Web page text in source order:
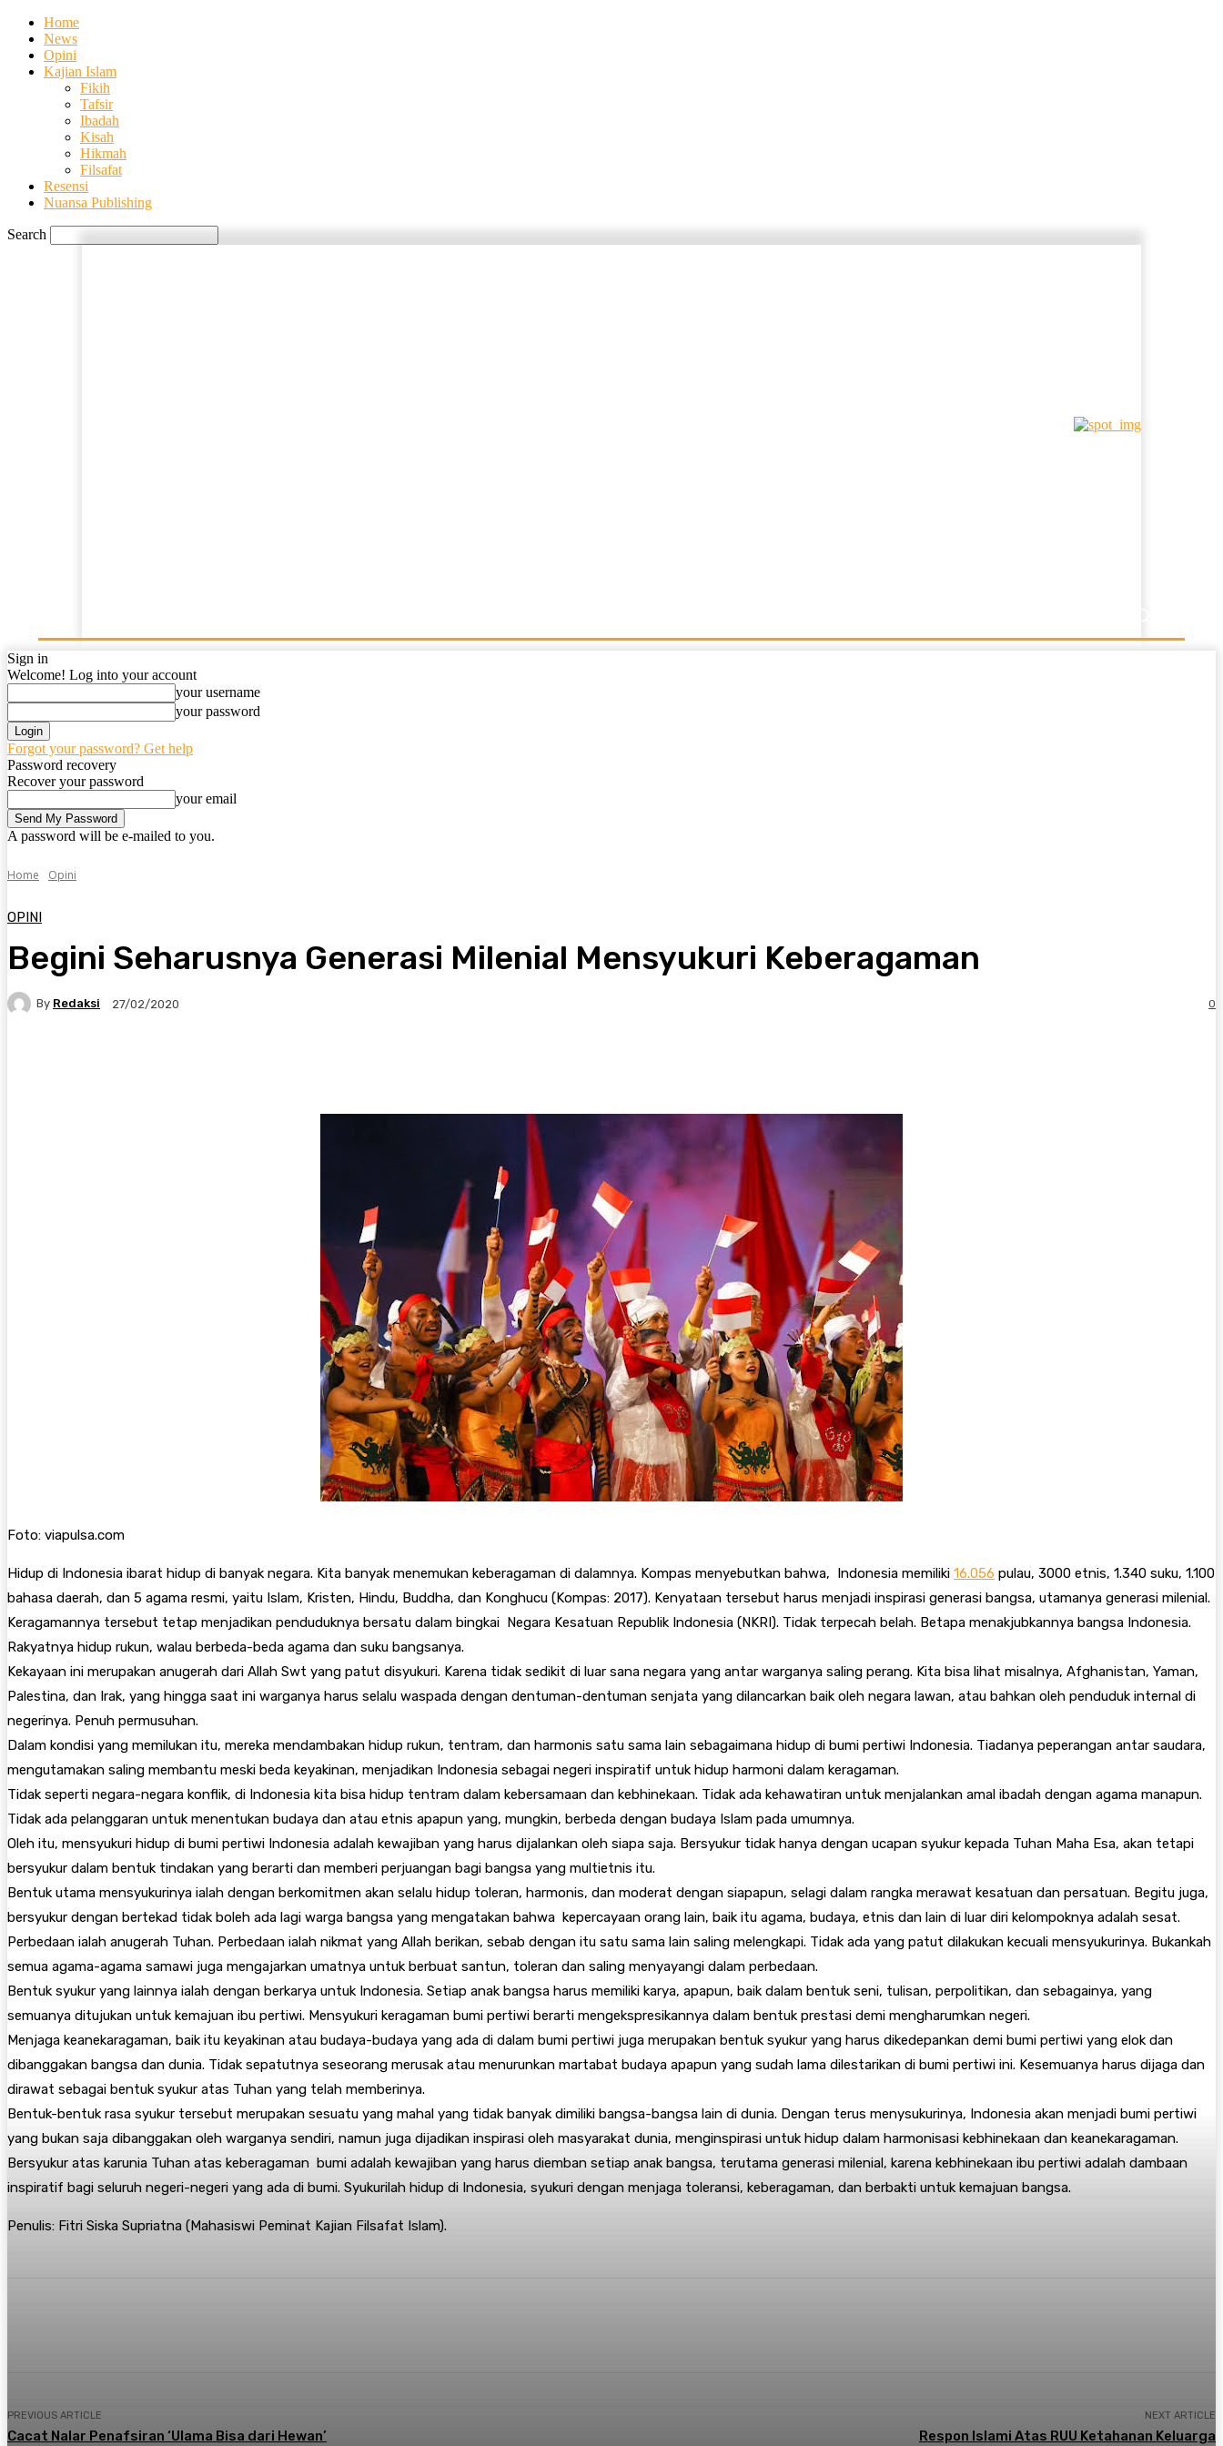
Home
News
Opini
Kajian Islam
Fikih
Tafsir
Ibadah
Kisah
Hikmah
Filsafat
Resensi
Nuansa Publishing
Search
Sign in
Welcome! Log into your account
your username
your password
Forgot your password? Get help
Password recovery
Recover your password
your email
A password will be e-mailed to you.
Home Opini
OPINI
Begini Seharusnya Generasi Milenial Mensyukuri Keberagaman
By Redaksi 27/02/2020 0
Foto: viapulsa.com
Hidup di Indonesia ibarat hidup di banyak negara. Kita banyak menemukan keberagaman di dalamnya. Kompas menyebutkan bahwa, Indonesia memiliki 16.056 pulau, 3000 etnis, 1.340 suku, 1.100
bahasa daerah, dan 5 agama resmi, yaitu Islam, Kristen, Hindu, Buddha, dan Konghucu (Kompas: 2017). Kenyataan tersebut harus menjadi inspirasi generasi bangsa, utamanya generasi milenial.
Keragamannya tersebut tetap menjadikan penduduknya bersatu dalam bingkai Negara Kesatuan Republik Indonesia (NKRI). Tidak terpecah belah. Betapa menakjubkannya bangsa Indonesia.
Rakyatnya hidup rukun, walau berbeda-beda agama dan suku bangsanya.
Kekayaan ini merupakan anugerah dari Allah Swt yang patut disyukuri. Karena tidak sedikit di luar sana negara yang antar warganya saling perang. Kita bisa lihat misalnya, Afghanistan, Yaman,
Palestina, dan Irak, yang hingga saat ini warganya harus selalu waspada dengan dentuman-dentuman senjata yang dilancarkan baik oleh negara lawan, atau bahkan oleh penduduk internal di
negerinya. Penuh permusuhan.
Dalam kondisi yang memilukan itu, mereka mendambakan hidup rukun, tentram, dan harmonis satu sama lain sebagaimana hidup di bumi pertiwi Indonesia. Tiadanya peperangan antar saudara,
mengutamakan saling membantu meski beda keyakinan, menjadikan Indonesia sebagai negeri inspiratif untuk hidup harmoni dalam keragaman.
Tidak seperti negara-negara konflik, di Indonesia kita bisa hidup tentram dalam kebersamaan dan kebhinekaan. Tidak ada kehawatiran untuk menjalankan amal ibadah dengan agama manapun.
Tidak ada pelanggaran untuk menentukan budaya dan atau etnis apapun yang, mungkin, berbeda dengan budaya Islam pada umumnya.
Oleh itu, mensyukuri hidup di bumi pertiwi Indonesia adalah kewajiban yang harus dijalankan oleh siapa saja. Bersyukur tidak hanya dengan ucapan syukur kepada Tuhan Maha Esa, akan tetapi
bersyukur dalam bentuk tindakan yang berarti dan memberi perjuangan bagi bangsa yang multietnis itu.
Bentuk utama mensyukurinya ialah dengan berkomitmen akan selalu hidup toleran, harmonis, dan moderat dengan siapapun, selagi dalam rangka merawat kesatuan dan persatuan. Begitu juga,
bersyukur dengan bertekad tidak boleh ada lagi warga bangsa yang mengatakan bahwa kepercayaan orang lain, baik itu agama, budaya, etnis dan lain di luar diri kelompoknya adalah sesat.
Perbedaan ialah anugerah Tuhan. Perbedaan ialah nikmat yang Allah berikan, sebab dengan itu satu sama lain saling melengkapi. Tidak ada yang patut dilakukan kecuali mensyukurinya. Bukankah
semua agama-agama samawi juga mengajarkan umatnya untuk berbuat santun, toleran dan saling menyayangi dalam perbedaan.
Bentuk syukur yang lainnya ialah dengan berkarya untuk Indonesia. Setiap anak bangsa harus memiliki karya, apapun, baik dalam bentuk seni, tulisan, perpolitikan, dan sebagainya, yang
semuanya ditujukan untuk kemajuan ibu pertiwi. Mensyukuri keragaman bumi pertiwi berarti mengekspresikannya dalam bentuk prestasi demi mengharumkan negeri.
Menjaga keanekaragaman, baik itu keyakinan atau budaya-budaya yang ada di dalam bumi pertiwi juga merupakan bentuk syukur yang harus dikedepankan demi bumi pertiwi yang elok dan
dibanggakan bangsa dan dunia. Tidak sepatutnya seseorang merusak atau menurunkan martabat budaya apapun yang sudah lama dilestarikan di bumi pertiwi ini. Kesemuanya harus dijaga dan
dirawat sebagai bentuk syukur atas Tuhan yang telah memberinya.
Bentuk-bentuk rasa syukur tersebut merupakan sesuatu yang mahal yang tidak banyak dimiliki bangsa-bangsa lain di dunia. Dengan terus menysukurinya, Indonesia akan menjadi bumi pertiwi
yang bukan saja dibanggakan oleh warganya sendiri, namun juga dijadikan inspirasi oleh masyarakat dunia, menginspirasi untuk hidup dalam harmonisasi kebhinekaan dan keanekaragaman.
Bersyukur atas karunia Tuhan atas keberagaman bumi adalah kewajiban yang harus diemban setiap anak bangsa, terutama generasi milenial, karena kebhinekaan ibu pertiwi adalah dambaan
inspiratif bagi seluruh negeri-negeri yang ada di bumi. Syukurilah hidup di Indonesia, syukuri dengan menjaga toleransi, keberagaman, dan berbakti untuk kemajuan bangsa.
Penulis: Fitri Siska Supriatna (Mahasiswi Peminat Kajian Filsafat Islam).
PREVIOUS ARTICLE
Cacat Nalar Penafsiran ‘Ulama Bisa dari Hewan’
NEXT ARTICLE
Respon Islami Atas RUU Ketahanan Keluarga